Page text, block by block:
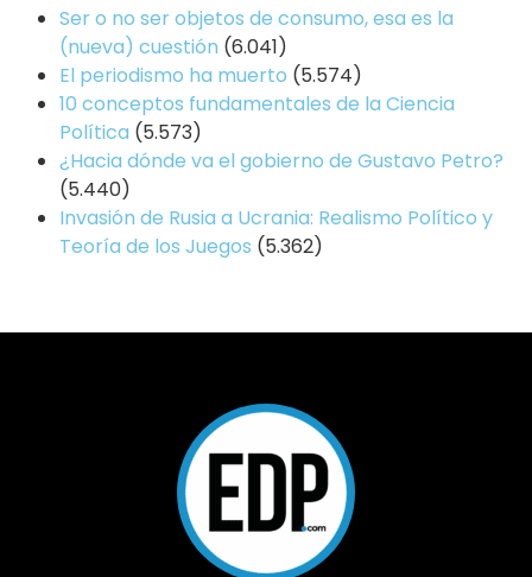
Ser o no ser objetos de consumo, esa es la
(nueva) cuestión (6.041)
El periodismo ha muerto (5.574)
10 conceptos fundamentales de la Ciencia
Política (5.573)
¿Hacia dónde va el gobierno de Gustavo Petro?
(5.440)
Invasión de Rusia a Ucrania: Realismo Político y
Teoría de los Juegos (5.362)